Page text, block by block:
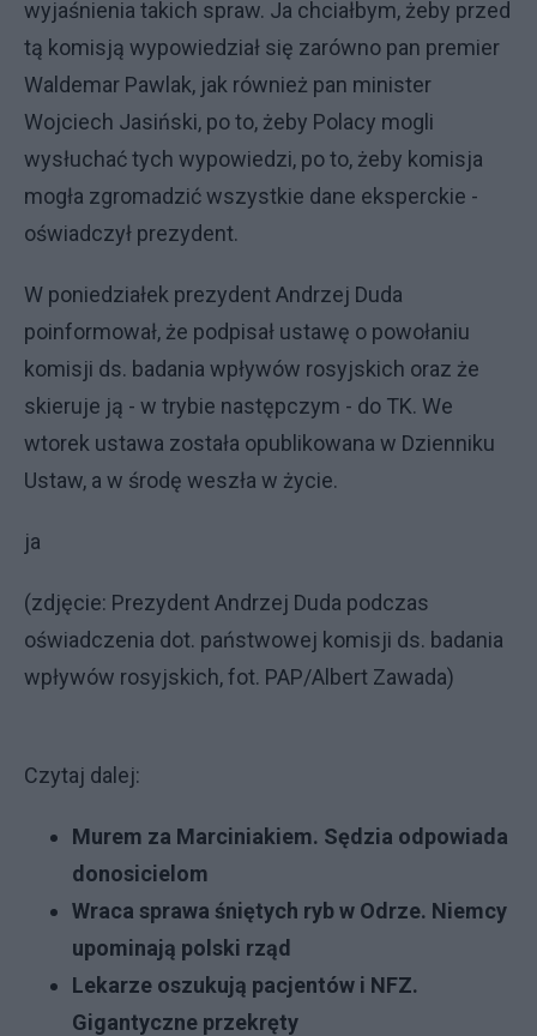
wyjaśnienia takich spraw. Ja chciałbym, żeby przed
tą komisją wypowiedział się zarówno pan premier
Waldemar Pawlak, jak również pan minister
Wojciech Jasiński, po to, żeby Polacy mogli
wysłuchać tych wypowiedzi, po to, żeby komisja
mogła zgromadzić wszystkie dane eksperckie -
oświadczył prezydent.
W poniedziałek prezydent Andrzej Duda
poinformował, że podpisał ustawę o powołaniu
komisji ds. badania wpływów rosyjskich oraz że
skieruje ją - w trybie następczym - do TK. We
wtorek ustawa została opublikowana w Dzienniku
Ustaw, a w środę weszła w życie.
ja
(zdjęcie: Prezydent Andrzej Duda podczas
oświadczenia dot. państwowej komisji ds. badania
wpływów rosyjskich, fot. PAP/Albert Zawada)
Czytaj dalej:
Murem za Marciniakiem. Sędzia odpowiada
donosicielom
Wraca sprawa śniętych ryb w Odrze. Niemcy
upominają polski rząd
Lekarze oszukują pacjentów i NFZ.
Gigantyczne przekręty